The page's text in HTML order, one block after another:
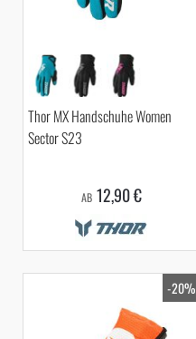
Thor MX Handschuhe Women
Sector S23
AB 12,90 €
-20%